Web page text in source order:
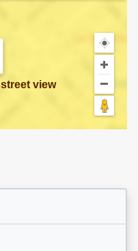
street view